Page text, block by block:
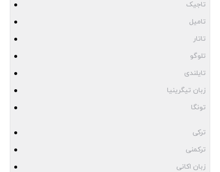
تاجیک
تامیل
تاتار
تلوگو
تایلندی
زبان تیگرینیا
تونگا
ترکی
ترکمنی
زبان اکانی